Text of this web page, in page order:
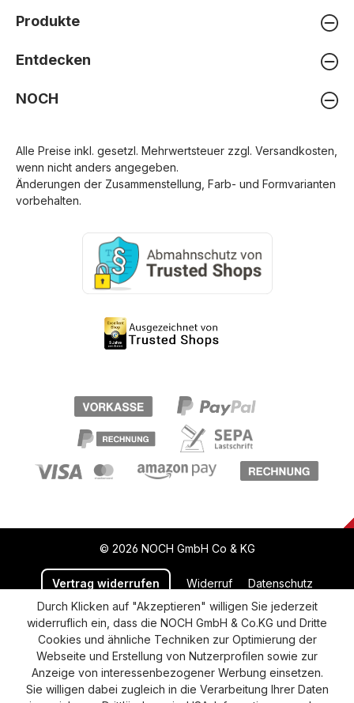
Produkte
Entdecken
NOCH
Alle Preise inkl. gesetzl. Mehrwertsteuer zzgl. Versandkosten
wenn nicht anders angegeben.
Änderungen der Zusammenstellung, Farb- und Formvarianten
vorbehalten.
© 2026 NOCH GmbH Co & KG
Vertrag widerrufen Widerruf Datenschutz
Versand und Zahlung AGB
Impressum
Cookie-Einstellungen
Barrierefreiheitserklärung
Durch Klicken auf "Akzeptieren" willigen Sie jederzeit
widerruflich ein, dass die NOCH GmbH & Co.KG und Dritte
Cookies und ähnliche Techniken zur Optimierung der
Webseite und Erstellung von Nutzerprofilen sowie zur
Anzeige von interessenbezogener Werbung einsetzen.
Sie willigen dabei zugleich in die Verarbeitung Ihrer Daten